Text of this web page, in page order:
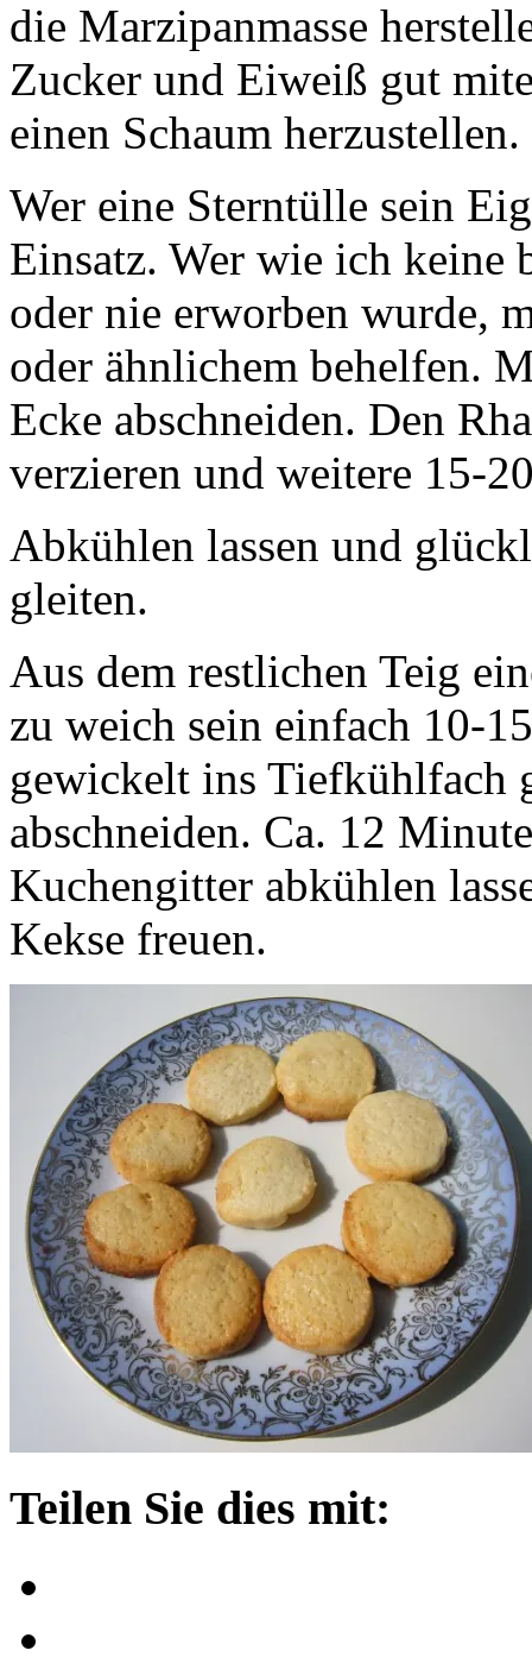
die Marzipanmasse
Zucker und Eiweiß gut
einen Schaum herzustellen.
Wer eine Sterntülle sein
Einsatz. Wer wie ich keine
oder nie erworben wurde,
oder ähnlichem behelfen.
Ecke abschneiden. Den
verzieren und weitere 15-
Abkühlen lassen und
gleiten.
Aus dem restlichen Teig
zu weich sein einfach 10-
gewickelt ins Tiefkühlfach
abschneiden. Ca. 12
Kuchengitter abkühlen
Kekse freuen.
Teilen Sie dies mit: